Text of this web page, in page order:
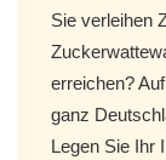
Sie verleihen
erreichen?
ganz
Legen Sie Ihr